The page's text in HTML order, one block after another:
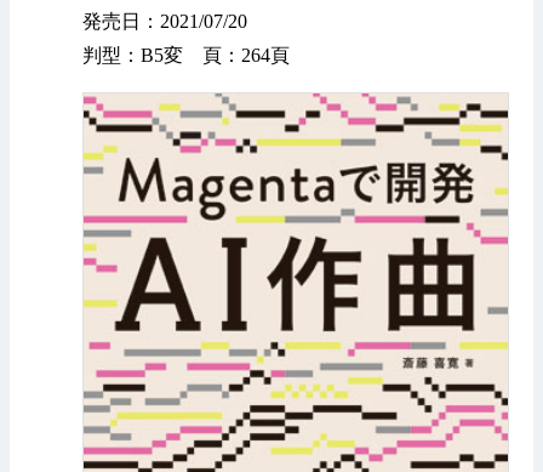
発売日：2021/07/20
判型：B5変 頁：264頁